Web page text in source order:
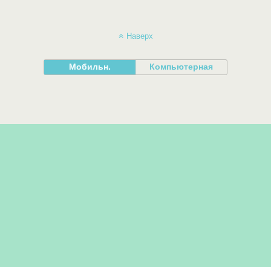
Наверх
Мобильн. Компьютерная